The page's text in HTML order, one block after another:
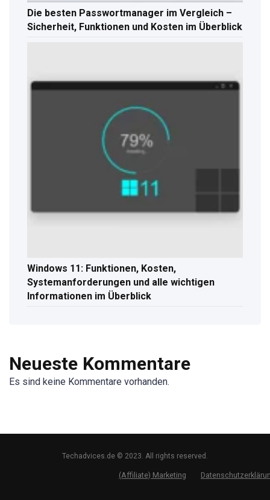
Die besten Passwortmanager im Vergleich –
Sicherheit, Funktionen und Kosten im Überblick
Windows 11: Funktionen, Kosten,
Systemanforderungen und alle wichtigen
Informationen im Überblick
Neueste Kommentare
Es sind keine Kommentare vorhanden.
Techadvices.de © 2023. All rights reserved.
(Affiliate) Marketing